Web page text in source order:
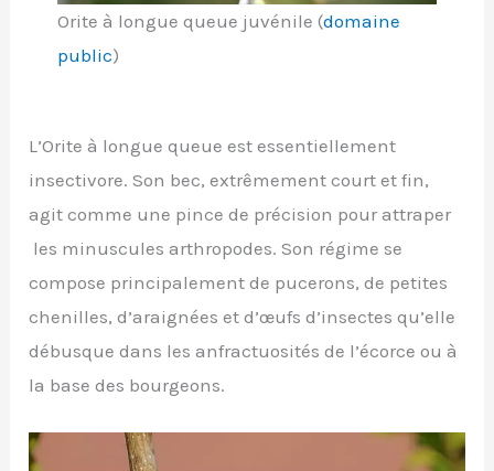
Orite à longue queue juvénile (domaine
public)
L’Orite à longue queue est essentiellement
insectivore. Son bec, extrêmement court et fin,
agit comme une pince de précision pour attraper
les minuscules arthropodes. Son régime se
compose principalement de pucerons, de petites
chenilles, d’araignées et d’œufs d’insectes qu’elle
débusque dans les anfractuosités de l’écorce ou à
la base des bourgeons.